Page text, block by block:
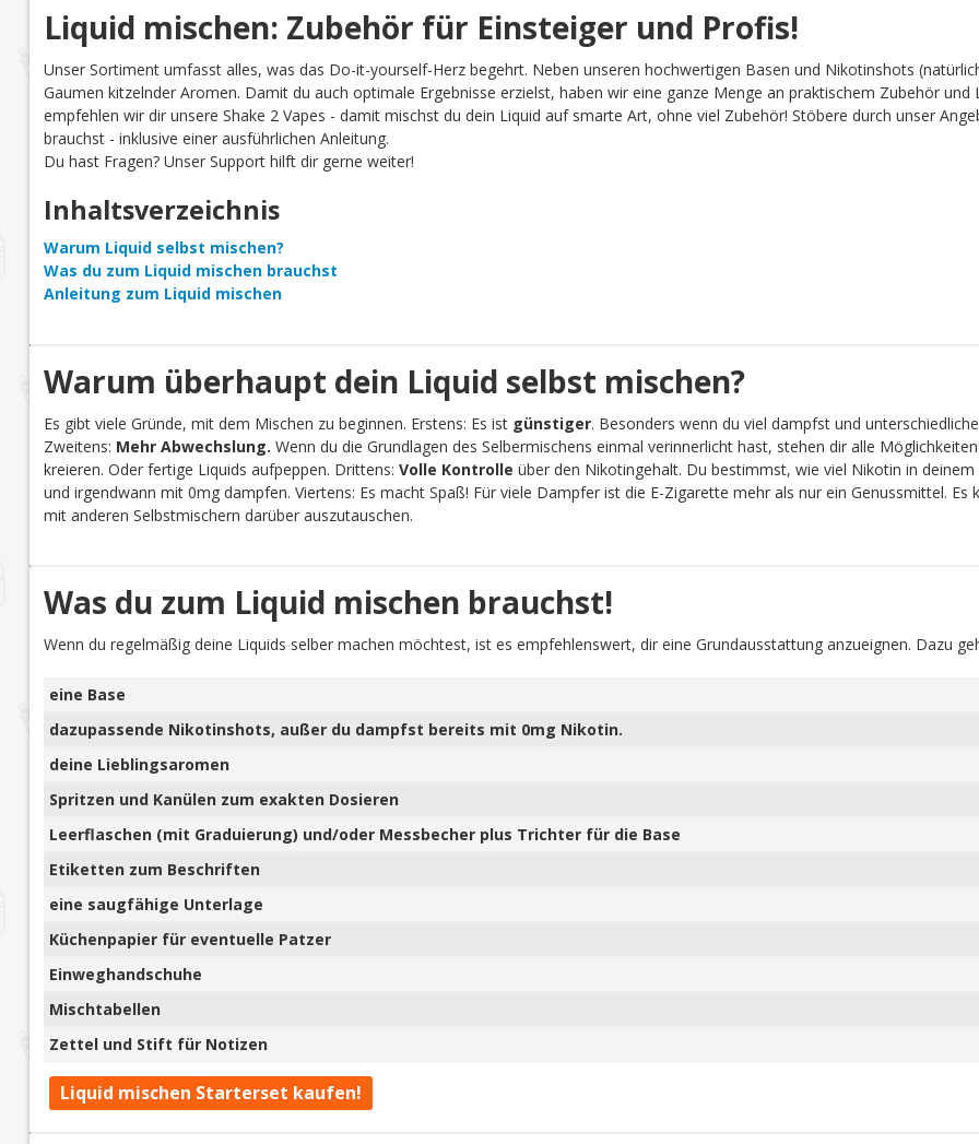
Liquid mischen: Zubehör für Einsteiger und Profis!
Unser Sortiment umfasst alles, was das Do-it-yourself-Herz begehrt. Neben unseren hochwertigen Basen und Nikotinshots
Gaumen kitzelnder Aromen. Damit du auch optimale Ergebnisse erzielst, haben wir eine ganze Menge an praktischem Zubehör
empfehlen wir dir unsere Shake 2 Vapes - damit mischst du dein Liquid auf smarte Art, ohne viel Zubehör! Stöbere durch unser
brauchst - inklusive einer ausführlichen Anleitung.
Du hast Fragen? Unser Support hilft dir gerne weiter!
Inhaltsverzeichnis
Warum Liquid selbst mischen?
Was du zum Liquid mischen brauchst
Anleitung zum Liquid mischen
Warum überhaupt dein Liquid selbst mischen?
Es gibt viele Gründe, mit dem Mischen zu beginnen. Erstens: Es ist günstiger. Besonders wenn du viel dampfst und
Zweitens: Mehr Abwechslung. Wenn du die Grundlagen des Selbermischens einmal verinnerlicht hast, stehen dir alle
kreieren. Oder fertige Liquids aufpeppen. Drittens: Volle Kontrolle über den Nikotingehalt. Du bestimmst, wie viel Nikotin in
und irgendwann mit 0mg dampfen. Viertens: Es macht Spaß! Für viele Dampfer ist die E-Zigarette mehr als nur ein Genussmittel.
mit anderen Selbstmischern darüber auszutauschen.
Was du zum Liquid mischen brauchst!
Wenn du regelmäßig deine Liquids selber machen möchtest, ist es empfehlenswert, dir eine Grundausstattung anzueignen. Dazu
eine Base
dazupassende Nikotinshots, außer du dampfst bereits mit 0mg Nikotin.
deine Lieblingsaromen
Spritzen und Kanülen zum exakten Dosieren
Leerflaschen (mit Graduierung) und/oder Messbecher plus Trichter für die Base
Etiketten zum Beschriften
eine saugfähige Unterlage
Küchenpapier für eventuelle Patzer
Einweghandschuhe
Mischtabellen
Zettel und Stift für Notizen
Liquid mischen Starterset kaufen!